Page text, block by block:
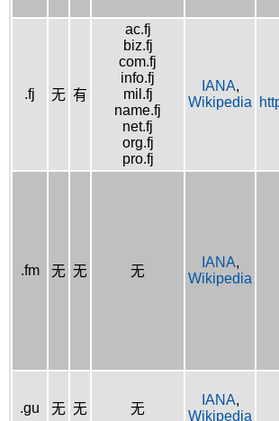
.fj 无 有
ac.fj
biz.fj
com.fj
info.fj
mil.fj
name.fj
net.fj
org.fj
pro.fj
IANA,
Wikipedia
.fm 无 无 无
IANA,
Wikipedia
.gu 无 无 无
IANA,
Wikipedia